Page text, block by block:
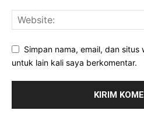
Simpan nama, email, dan
untuk lain kali saya berkomentar.